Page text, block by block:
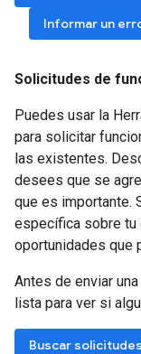
Informar un
Solicitudes de
Puedes usar la
para solicitar
las existentes.
desees que se
que es importante.
específica sobre tu
oportunidades que
Antes de enviar
lista para ver si
Buscar